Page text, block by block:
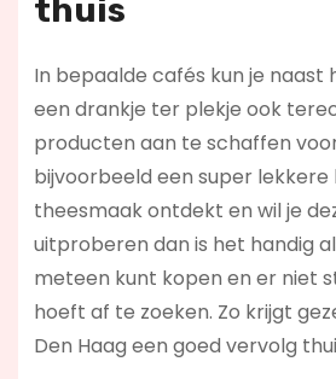
thuis
In bepaalde cafés kun je naast
een drankje ter plekje ook
producten aan te schaffen
bijvoorbeeld een super
theesmaak ontdekt en wil je
uitproberen dan is het handig
meteen kunt kopen en er niet
hoeft af te zoeken. Zo krijgt
Den Haag een goed vervolg